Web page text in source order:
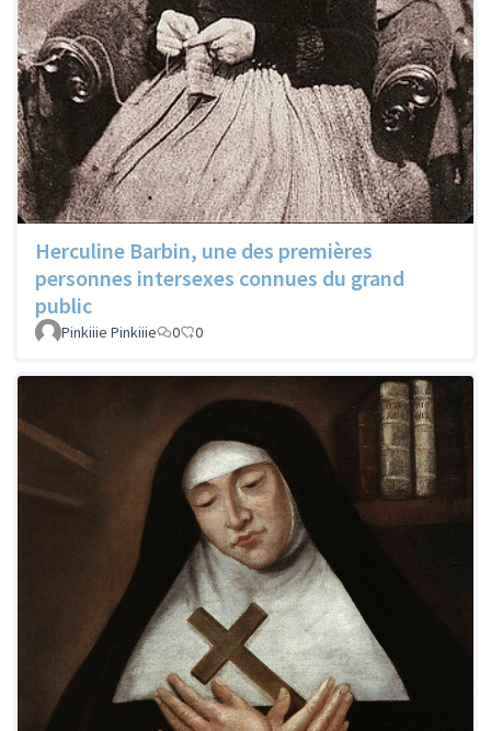
Herculine Barbin, une des premières
personnes intersexes connues du grand
public
Pinkiiie Pinkiiie 0 0